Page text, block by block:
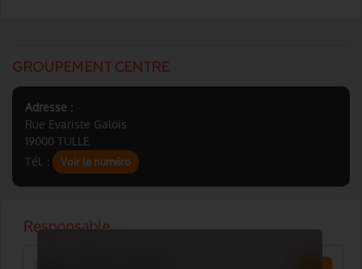
GROUPEMENT CENTRE
Adresse :
Rue Evariste Galois
19000 TULLE
Tél. :
Voir le numéro